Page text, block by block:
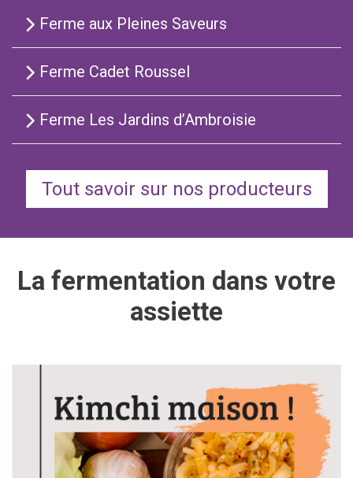
Ferme aux Pleines Saveurs
Ferme Cadet Roussel
Ferme Les Jardins d’Ambroisie
Tout savoir sur nos producteurs
La fermentation dans votre
assiette